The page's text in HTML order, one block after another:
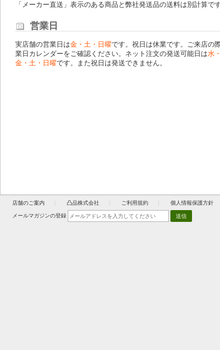
「メーカー直送」表示のある商品と弊社発送品の送料は別計算で
営業日
実店舗の営業日は金・土・日曜です。祝日は休業です。ご来店の
業日カレンダーをご確認ください。ネット注文の発送可能日は水
金・土・日曜です。また祝日は発送できません。
店舗のご案内 凸品株式会社 ご利用規約 個人情報保護方針
メールマガジンの登録 送信